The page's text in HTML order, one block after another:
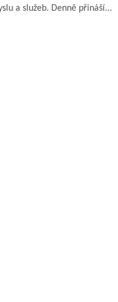
a služeb. Denně přináší...